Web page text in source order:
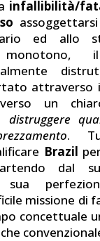
infallibilità/
ed allo
monotono,
attraverso
un
distruggere
.
Brazil
dal
sua
missione di
concettuale